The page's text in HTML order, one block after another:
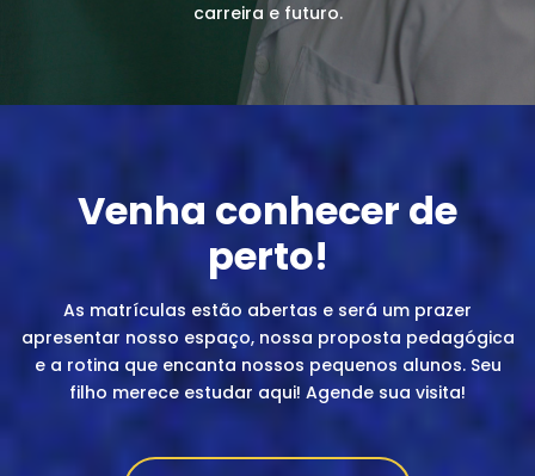
carreira e futuro.
Venha conhecer de
perto!
As matrículas estão abertas e será um prazer
apresentar nosso espaço, nossa proposta pedagógica
e a rotina que encanta nossos pequenos alunos. Seu
filho merece estudar aqui! Agende sua visita!